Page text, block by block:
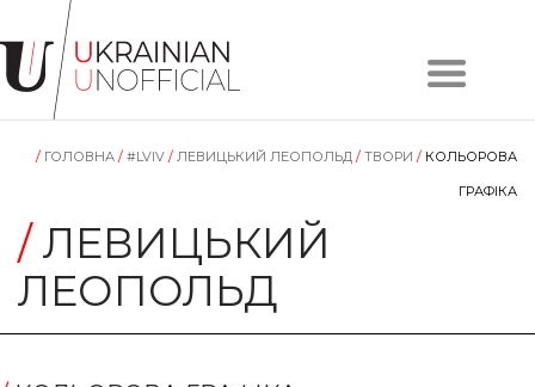
Головна
Твори
Колекції
Контакти
/ ГОЛОВНА / #LVIV / ЛЕВИЦЬКИЙ ЛЕОПОЛЬД / TВОРИ / КОЛЬОРОВА
ГРАФІКА
/ЛЕВИЦЬКИЙ
ЛЕОПОЛЬД